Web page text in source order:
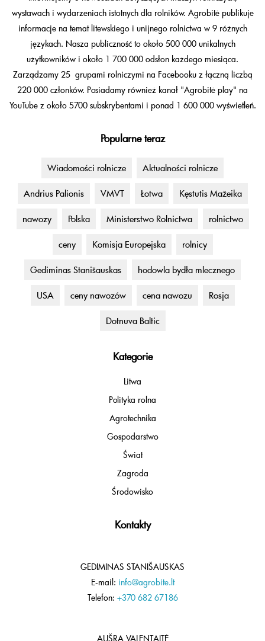
wystawach i wydarzeniach istotnych dla rolników. Agrobitė publikuje
informacje na temat litewskiego i unijnego rolnictwa w 9 różnych
językach. Nasza publiczność to około 500 000 unikalnych
użytkowników i około 1 700 000 odsłon każdego miesiąca.
Zarządzamy 25 grupami rolniczymi na Facebooku z łączną liczbą
220 000 członków. Posiadamy również kanał "Agrobitė play" na
YouTube z około 5700 subskrybentami i ponad 1 600 000 wyświetleń.
Popularne teraz
Wiadomości rolnicze Aktualności rolnicze
Andrius Palionis VMVT Łotwa Kęstutis Mažeika
nawozy Polska Ministerstwo Rolnictwa rolnictwo
ceny Komisja Europejska rolnicy
Gediminas Stanišauskas hodowla bydła mlecznego
USA ceny nawozów cena nawozu Rosja
Dotnuva Baltic
Kategorie
Litwa
Polityka rolna
Agrotechnika
Gospodarstwo
Świat
Zagroda
Środowisko
Kontakty
GEDIMINAS STANIŠAUSKAS
E-mail: info@agrobite.lt
Telefon: +370 682 67186
AUŠRA VALENTAITĖ